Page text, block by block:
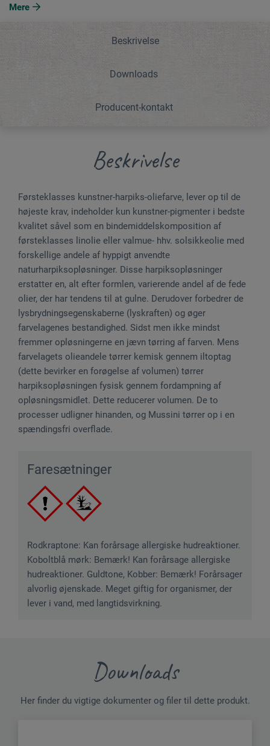
Mere
Beskrivelse
Downloads
Producent-kontakt
Beskrivelse
Førsteklasses kunstner-harpiks-oliefarve, lever op til de
højeste krav, indeholder kun kunstner-pigmenter i bedste
kvalitet såvel som en bindemiddelskomposition af
førsteklasses linolie eller valmue- hhv. solsikkeolie med
forskellige andele af hyppigt anvendte
naturharpiksopløsninger. Disse harpiksopløsninger
erstatter en, alt efter formlen, varierende andel af de fede
olier, der har tendens til at gulne. Derudover forbedrer de
lysbrydningsegenskaberne (lyskraften) og øger
farvelagenes bestandighed. Sidst men ikke mindst
fremmer opløsningerne en jævn tørring af farven. Mens
farvelagets olieandele tørrer kemisk gennem iltoptag
(dette bevirker en forøgelse af volumen) tørrer
harpiksopløsningen fysisk gennem fordampning af
opløsningsmidlet. Dette reducerer volumen. De to
processer udligner hinanden, og Mussini tørrer op i en
spændingsfri overflade.
Faresætninger
Rodkraptone: Kan forårsage allergiske hudreaktioner.
Koboltblå mørk: Bemærk! Kan forårsage allergiske
hudreaktioner. Guldtone, Kobber: Bemærk! Forårsager
alvorlig øjenskade. Meget giftig for organismer, der
lever i vand, med langtidsvirkning.
Downloads
Her finder du vigtige dokumenter og filer til dette produkt.